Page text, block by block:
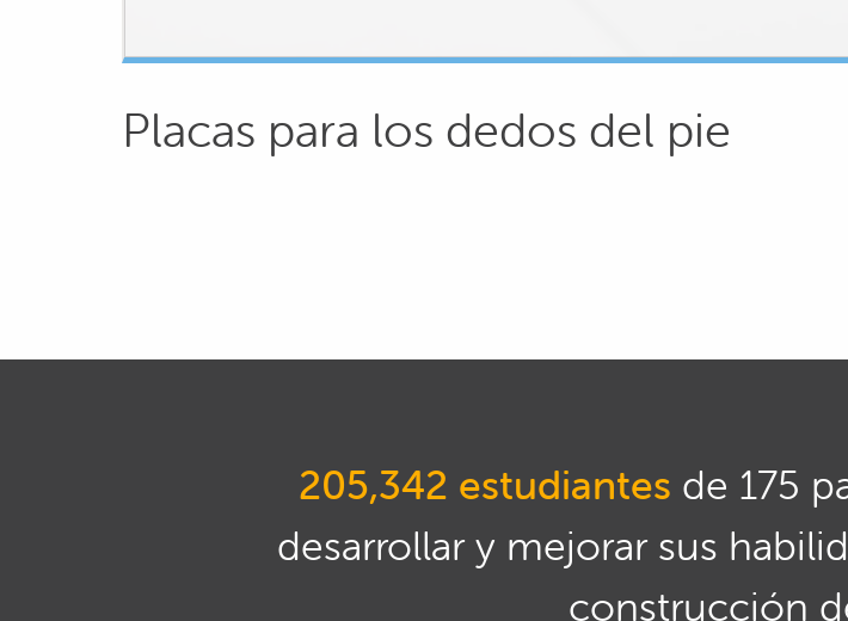
Placas para los dedos del pie
205,342 estudiantes de 175
desarrollar y mejorar sus
construcción